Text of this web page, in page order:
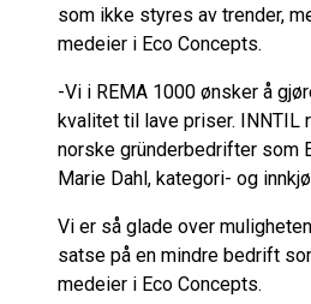
som ikke styres av trender,
medeier i Eco Concepts.
-Vi i REMA 1000 ønsker å
kvalitet til lave priser.
norske gründerbedrifter som
Marie Dahl, kategori- og
Vi er så glade over
satse på en mindre bedrift
medeier i Eco Concepts.